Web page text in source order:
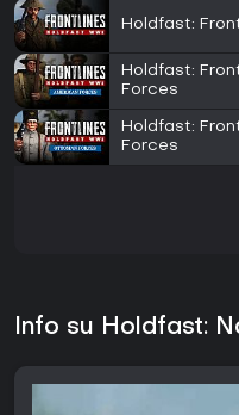
Holdfast:
Holdfast:
Forces
Holdfast:
Forces
Info su Holdfast: